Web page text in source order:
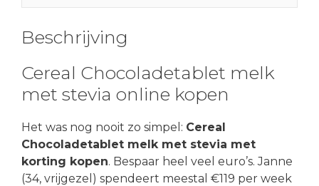
Beschrijving
Cereal Chocoladetablet melk
met stevia online kopen
Het was nog nooit zo simpel: Cereal
Chocoladetablet melk met stevia met
korting kopen. Bespaar heel veel euro’s. Janne
(34, vrijgezel) spendeert meestal €119 per week